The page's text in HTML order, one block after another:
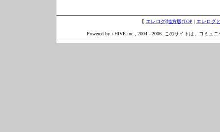
【 エレログ(地方版)TOP | エレログ
Powered by i-HIVE inc., 2004 - 2006. このサイトは、コミュ